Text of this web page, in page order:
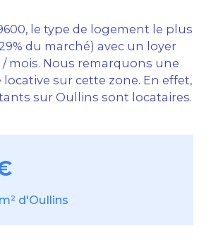
le type de logement le plus
du marché) avec un loyer
/ mois. Nous remarquons une
sur cette zone. En effet,
sur Oullins sont locataires.
d'Oullins